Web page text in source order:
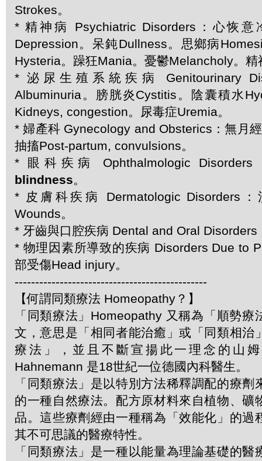
Strokes。
* 精神病 Psychiatric Disorders：心恢意
Depression。呆鈍Dullness。思鄉病
Hysteria。躁狂Mania。憂鬱Melancholy。精
* 泌尿生殖系統疾病 Genitourinary
Albuminuria。膀胱炎Cystitis。陰囊積水
Kidneys, congestion。尿毒症Uremia。
* 婦產科 Gynecology and Obsterics：無月
抽搐Post-partum, convulsions。
* 眼科疾病 Ophthalmologic Disorders
blindness。
* 皮膚科疾病 Dermatologic Disorders
Wounds。
* 牙齒與口腔疾病 Dental and Oral Disorders
* 物理因素所導致的疾病 Disorders Due to
部受傷Head injury。
-----------------------------------------------
【何謂同類療法 Homeopathy？】
「同類療法」Homeopathy 又稱為「順勢療
文，意思是「相同者能治癒」或「同類相治
療法」，並且不斷宣揚此一理念的山
Hahnemann 是18世紀一位德國內科醫生。
「同類療法」是以特別方法稀釋調配的療劑
的一種自然療法。配方原材料來自植物、礦
品。這些療劑經由一種稱為「效能化」的過
其不可思議的醫療特性。
「同類療法」是一種以能量為理論基礎的醫